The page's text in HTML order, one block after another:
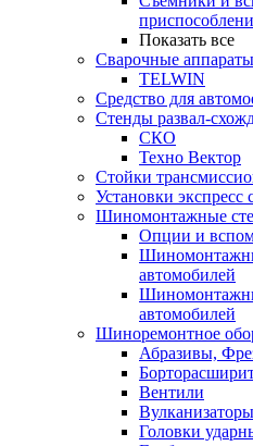
Показать все
Сварочные аппараты
TELWIN
Средство для
Стенды развал-
СКО
Техно Вектор
Стойки
Установки экспресс
Шиномонтажные
Опции и
автомобилей
автомобилей
Шиноремонтное
Абразивы,
Вентили
Вулканизаторы
Головки